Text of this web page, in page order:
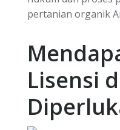
pertanian organik
Lisensi